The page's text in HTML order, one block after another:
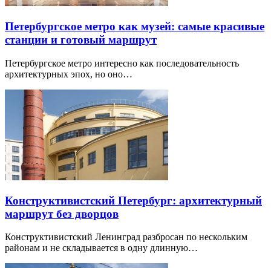
Петербургское метро как музей: самые красивые
станции и готовый маршрут
Петербургское метро интересно как последовательность
архитектурных эпох, но оно…
Конструктивистский Петербург: архитектурный
маршрут без дворцов
Конструктивистский Ленинград разбросан по нескольким
районам и не складывается в одну длинную…